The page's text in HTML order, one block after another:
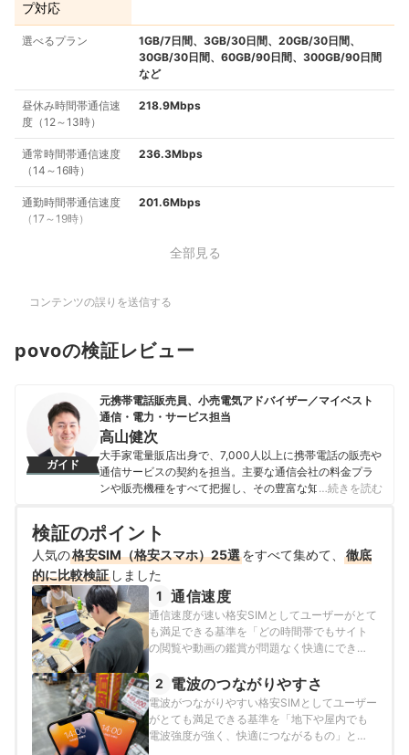
プ対応
選べるプラン
1GB/7日間、3GB/30日間、20GB/30日間、
30GB/30日間、60GB/90日間、300GB/90日間
など
昼休み時間帯通信速
度（12～13時）
218.9Mbps
通常時間帯通信速度
（14～16時）
236.3Mbps
通勤時間帯通信速度
（17～19時）
201.6Mbps
全部見る
コンテンツの誤りを送信する
povoの検証レビュー
ガイド
元携帯電話販売員、小売電気アドバイザー／マイベスト
通信・電力・サービス担当
高山健次
大手家電量販店出身で、7,000人以上に携帯電話の販売や
通信サービスの契約を担当。主要な通信会社の料金プラ
ンや販売機種をすべて把握し、その豊富な知識で店舗販
イベストに入社、携帯電話や光ファイバー回線キャリ
ア・インターネットプロバイダーなどの通信会社を専門
に担当しており、格安SIMやホームルーターを実際に回線
契約し各社の料金プランや通信速度の比較を行うととも
に、モバイルだけでなく10社以上の戸建て・マンション
向けの光回線の通信速度・速度制限も調査している。 ま
た通信サービスだけでなく、ファイナンシャルプランナ
ーの視点含めて電気代など固定費支出見直しのガイドも
している。
高山健次のプロフィール
…続きを読む
検証のポイント
人気の格安SIM（格安スマホ）25選をすべて集めて、
徹底
的に比較検証 しました
1 通信速度
通信速度が速い格安SIMとしてユーザーがとて
も満足できる基準を「どの時間帯でもサイト
の閲覧や動画の鑑賞が問題なく快適にできる
の検証を行いました。2026年4月9〜10日・5
月14～15日・6月11・16日に測定した実測値
の情報をもとに調査・評価しています。
2 電波のつながりやすさ
電波がつながりやすい格安SIMとしてユーザー
がとても満足できる基準を「地下や屋内でも
電波強度が強く、快適につながるもの」と